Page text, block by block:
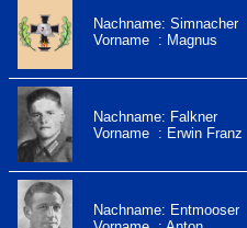
Nachname: Simnacher
Vorname : Magnus
Nachname: Falkner
Vorname : Erwin Franz
Nachname: Entmooser